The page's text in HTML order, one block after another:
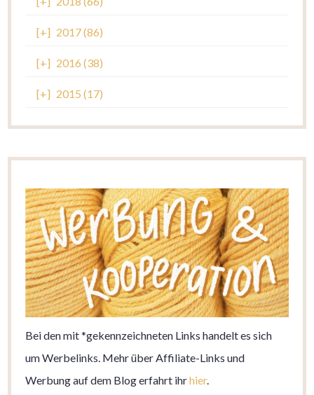
[+] 2017 (86)
[+] 2016 (38)
[+] 2015 (17)
Bei den mit *gekennzeichneten Links handelt es sich
um Werbelinks. Mehr über Affiliate-Links und
Werbung auf dem Blog erfahrt ihrhier.